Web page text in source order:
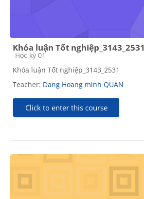
Khóa luận Tốt nghiệp_3143_2531
Course category
Học kỳ 01
Khóa luận Tốt nghiệp_3143_2531
Teacher: Dang Hoang minh QUAN
Click to enter this course